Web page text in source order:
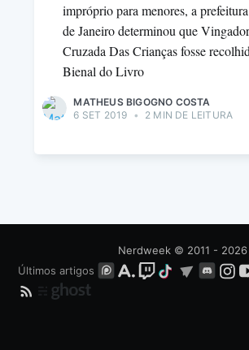
impróprio para menores, a
de Janeiro determinou que
Cruzada Das Crianças fosse
Bienal do Livro
MATHEUS BIGOGNO COSTA
6 SET 2019 • 2 MIN DE LEITURA
Nerdweek© 2011 - 2026
Últimos artigos